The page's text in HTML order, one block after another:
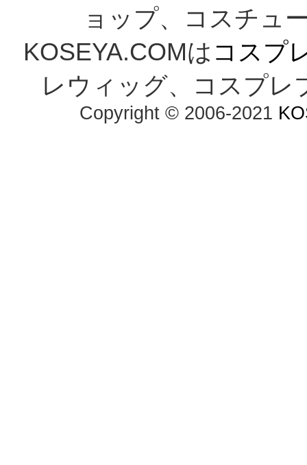
ョップ、コスチュ
KOSEYA.COMは コスプ
レウィッグ、コスプレ
Copyright © 2006-2021